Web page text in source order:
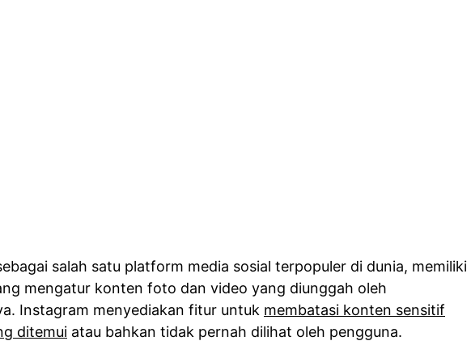
salah satu platform media sosial terpopuler di dunia, memiliki
mengatur konten foto dan video yang diunggah oleh
Instagram menyediakan fitur untuk membatasi konten sensitif
ditemui atau bahkan tidak pernah dilihat oleh pengguna.